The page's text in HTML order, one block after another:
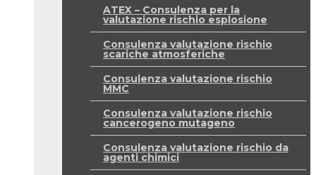
ATEX – Consulenza per la
valutazione rischio esplosione
Consulenza valutazione rischio
scariche atmosferiche
Consulenza valutazione rischio
MMC
Consulenza valutazione rischio
cancerogeno mutageno
Consulenza valutazione rischio da
agenti chimici